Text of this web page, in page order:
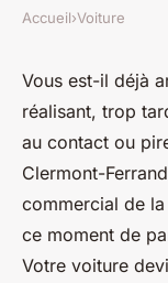
Serrurier
sécurité !
Nour•11 décembre
Accueil›Voiture
Vous est-il déjà
réalisant, trop
au contact ou
Clermont-
commercial de
ce moment de
Votre voiture